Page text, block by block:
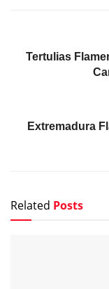
Tertulias
Extremadura
Related Posts